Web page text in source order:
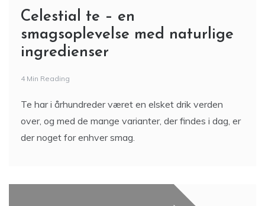
Celestial te – en
smagsoplevelse med naturlige
ingredienser
4 Min Reading
Te har i århundreder været en elsket drik verden
over, og med de mange varianter, der findes i dag, er
der noget for enhver smag.